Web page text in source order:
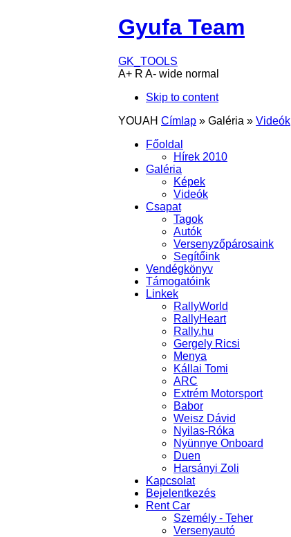
Gyufa Team
GK_TOOLS
A+ R A- wide normal
Skip to content
YOUAH Címlap » Galéria » Videók
Főoldal
Hírek 2010
Galéria
Képek
Videók
Csapat
Tagok
Autók
Versenyzőpárosaink
Segítőink
Vendégkönyv
Támogatóink
Linkek
RallyWorld
RallyHeart
Rally.hu
Gergely Ricsi
Menya
Kállai Tomi
ARC
Extrém Motorsport
Babor
Weisz Dávid
Nyilas-Róka
Nyünnye Onboard
Duen
Harsányi Zoli
Kapcsolat
Bejelentkezés
Rent Car
Személy - Teher
Versenyautó